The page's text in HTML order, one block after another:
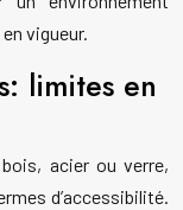
vigueur.
limites en
acier ou verre,
d’accessibilité.